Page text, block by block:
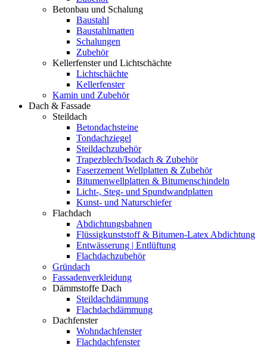
Betonbau und Schalung
Baustahl
Baustahlmatten
Schalungen
Zubehör
Kellerfenster und Lichtschächte
Lichtschächte
Kellerfenster
Kamin und Zubehör
Dach & Fassade
Steildach
Betondachsteine
Tondachziegel
Steildachzubehör
Trapezblech/Isodach & Zubehör
Faserzement Wellplatten & Zubehör
Bitumenwellplatten & Bitumenschindeln
Licht-, Steg- und Spundwandplatten
Kunst- und Naturschiefer
Flachdach
Abdichtungsbahnen
Flüssigkunststoff & Bitumen-Latex Abdichtung
Entwässerung | Entlüftung
Flachdachzubehör
Gründach
Fassadenverkleidung
Dämmstoffe Dach
Steildachdämmung
Flachdachdämmung
Dachfenster
Wohndachfenster
Flachdachfenster